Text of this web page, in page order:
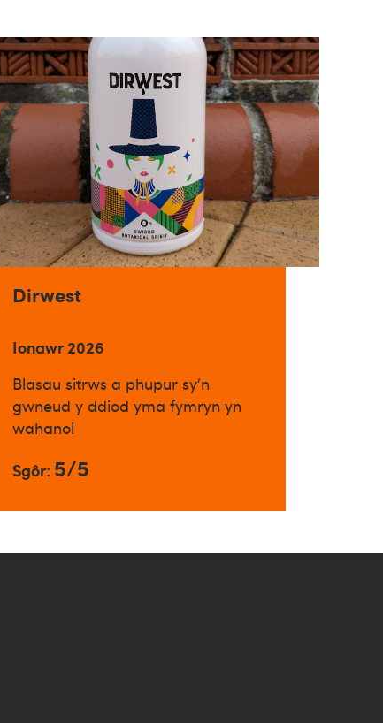
Dirwest
Ionawr 2026
Blasau sitrws a phupur sy'n
gwneud y ddiod yma fymryn yn
wahanol
Sgôr: 5/5